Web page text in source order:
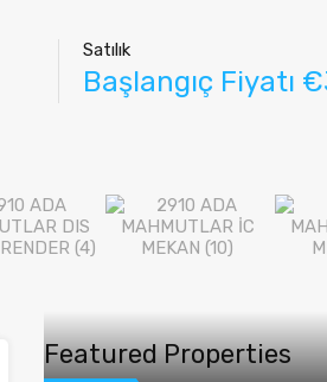
Satılık
Başlangıç Fiyatı
Featured Properties